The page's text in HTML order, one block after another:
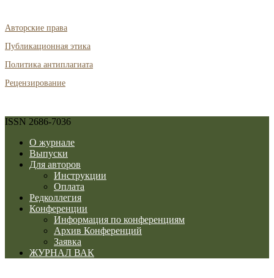
Авторские права
Публикационная этика
Политика антиплагиата
Рецензирование
ISSN 2686-7036
О журнале
Выпуски
Для авторов
Инструкции
Оплата
Редколлегия
Конференции
Информация по конференциям
Архив Конференций
Заявка
ЖУРНАЛ ВАК